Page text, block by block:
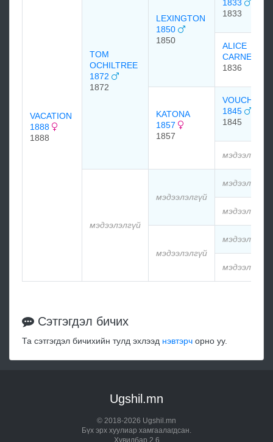
VACATION
1888
1888
TOM
OCHILTREE
1872
1872
LEXINGTON
1850
1850
1833
1833
ALICE
CARNEAL
1836
KATONA
1857
1857
VOUCHER
1845
1845
мэдээлэлгүй
мэдээлэлгүй
мэдээлэлгүй
мэдээлэлгүй
мэдээлэлгүй
мэдээлэлгүй
мэдээлэлгүй
мэдээлэлгүй
Сэтгэгдэл бичих
Та сэтгэгдэл бичихийн тулд эхлээд нэвтэрч орно уу.
Ugshil.mn
© 2018-2026 Ugshil.mn
Бүх эрх хуулиар хамгаалагдсан.